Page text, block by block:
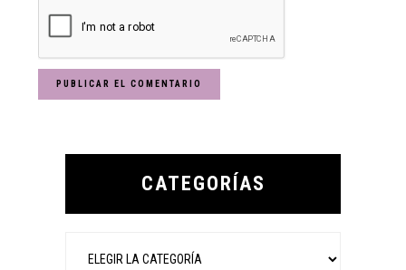
Primary
CATEGORÍAS